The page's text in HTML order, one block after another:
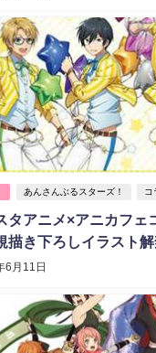
あんさんぶるスターズ！ コ
タアニメ×アニカフェ
描き下ろしイラスト
6月11日